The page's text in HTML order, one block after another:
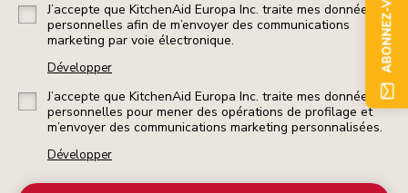
J’accepte que KitchenAid Europa Inc. traite mes données
personnelles afin de m’envoyer des communications
marketing par voie électronique.
Développer
J’accepte que KitchenAid Europa Inc. traite mes données
personnelles pour mener des opérations de profilage et
m’envoyer des communications marketing personnalisées.
Développer
ABONNEZ-VOUS